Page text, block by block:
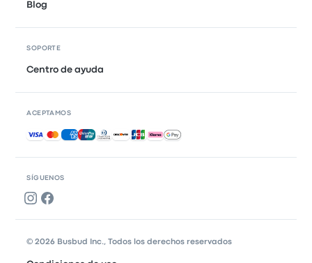
SÍGUENOS
Blog
SOPORTE
Centro de ayuda
ACEPTAMOS
Pagos aceptados
© 2026 Busbud Inc., Todos los derechos reservados